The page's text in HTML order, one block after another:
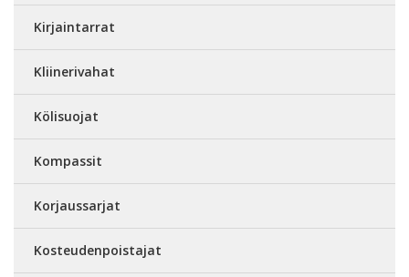
Kirjaintarrat
Kliinerivahat
Kölisuojat
Kompassit
Korjaussarjat
Kosteudenpoistajat